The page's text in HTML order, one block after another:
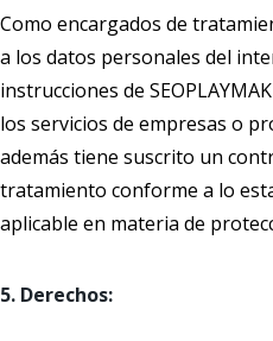
Como encargados de
a los datos personales del
instrucciones de
los servicios de empresas o
además tiene suscrito un
tratamiento conforme a lo
aplicable en materia de
5. Derechos: